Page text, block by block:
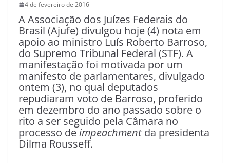
4 de fevereiro de 2016
A Associação dos Juízes Federais do
Brasil (Ajufe) divulgou hoje (4) nota em
apoio ao ministro Luís Roberto Barroso,
do Supremo Tribunal Federal (STF). A
manifestação foi motivada por um
manifesto de parlamentares, divulgado
ontem (3), no qual deputados
repudiaram voto de Barroso, proferido
em dezembro do ano passado sobre o
rito a ser seguido pela Câmara no
processo deimpeachment da presidenta
Dilma Rousseff.